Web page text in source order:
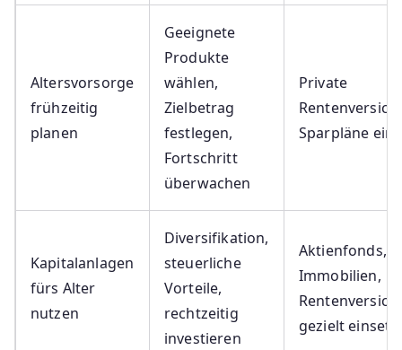
Altersvorsorge
frühzeitig
planen
Geeignete
Produkte
wählen,
Zielbetrag
festlegen,
Fortschritt
überwachen
Private
Sparpläne
Kapitalanlagen
fürs Alter
nutzen
Diversifikation,
steuerliche
Vorteile,
rechtzeitig
investieren
Aktienfonds,
Immobilien,
gezielt